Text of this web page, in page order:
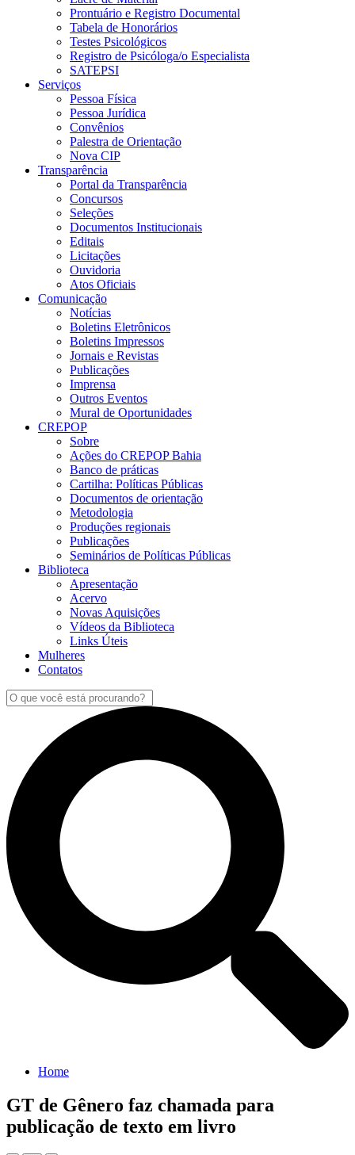
Prontuário e Registro Documental
Tabela de Honorários
Testes Psicológicos
Registro de Psicóloga/o Especialista
SATEPSI
Serviços
Pessoa Física
Pessoa Jurídica
Convênios
Palestra de Orientação
Nova CIP
Transparência
Portal da Transparência
Concursos
Seleções
Documentos Institucionais
Editais
Licitações
Ouvidoria
Atos Oficiais
Comunicação
Notícias
Boletins Eletrônicos
Boletins Impressos
Jornais e Revistas
Publicações
Imprensa
Outros Eventos
Mural de Oportunidades
CREPOP
Sobre
Ações do CREPOP Bahia
Banco de práticas
Cartilha: Políticas Públicas
Documentos de orientação
Metodologia
Produções regionais
Publicações
Seminários de Políticas Públicas
Biblioteca
Apresentação
Acervo
Novas Aquisições
Vídeos da Biblioteca
Links Úteis
Mulheres
Contatos
Home
GT de Gênero faz chamada para
publicação de texto em livro